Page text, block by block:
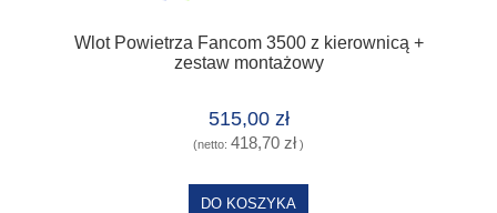
Wlot Powietrza Fancom 3500 z kierownicą +
zestaw montażowy
515,00 zł
(netto: 418,70 zł)
DO KOSZYKA